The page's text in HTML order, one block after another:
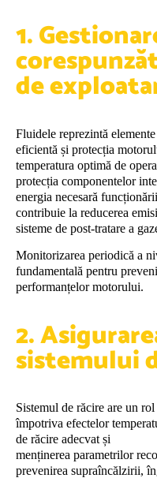
1.
de
Fluidele reprezintă
eficientă și protecția
temperatura optimă de
protecția componentelor
energia necesară
contribuie la reducerea
sisteme de post-tratare a
Monitorizarea periodică a
fundamentală pentru
performanțelor motorului.
2.
sistemului
Sistemul de răcire are un
împotriva efectelor
de răcire adecvat și
menținerea parametrilor
prevenirea supraîncălzirii,